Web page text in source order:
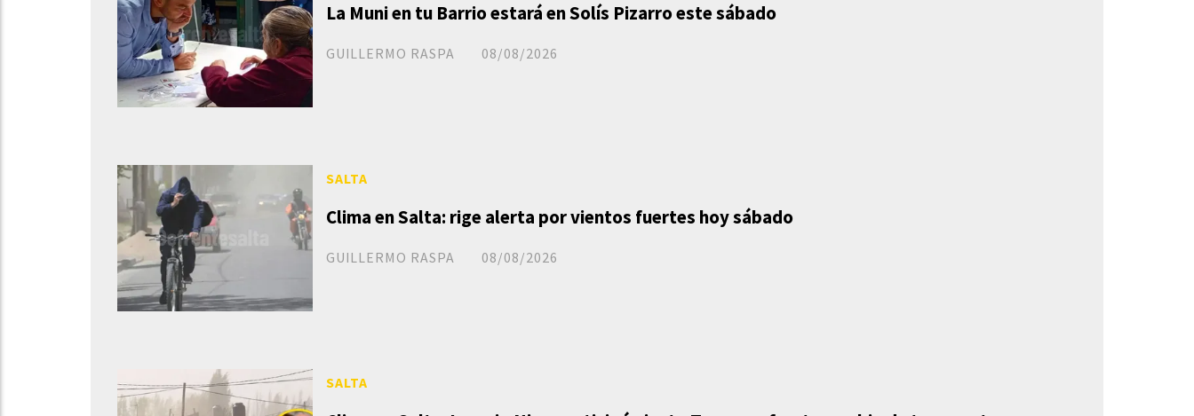
La Muni en tu Barrio estará en Solís Pizarro este sábado
GUILLERMO RASPA 08/08/2026
Clima en Salta: rige alerta por vientos fuertes hoy sábado
GUILLERMO RASPA
SALTA
08/08/2026
SALTA